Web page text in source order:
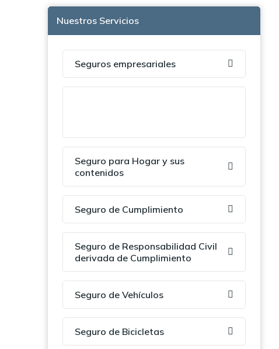
Nuestros Servicios
Seguros empresariales
Seguro para Hogar y sus
contenidos
Seguro de Cumplimiento
Seguro de Responsabilidad Civil
derivada de Cumplimiento
Seguro de Vehículos
Seguro de Bicicletas